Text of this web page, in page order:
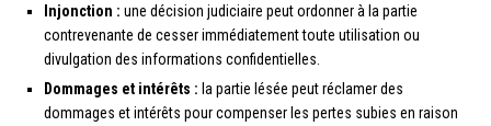
Injonction : une décision judiciaire peut ordonner à la partie
contrevenante de cesser immédiatement toute utilisation ou
divulgation des informations confidentielles.
Dommages et intérêts : la partie lésée peut réclamer des
dommages et intérêts pour compenser les pertes subies en raison